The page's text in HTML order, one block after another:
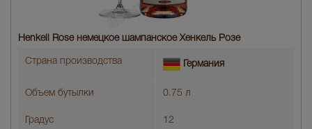
Henkell Rose немецкое шампанское Хенкель Розе
Страна производства Германия
Объем бутылки 0.75 л
Градус 12